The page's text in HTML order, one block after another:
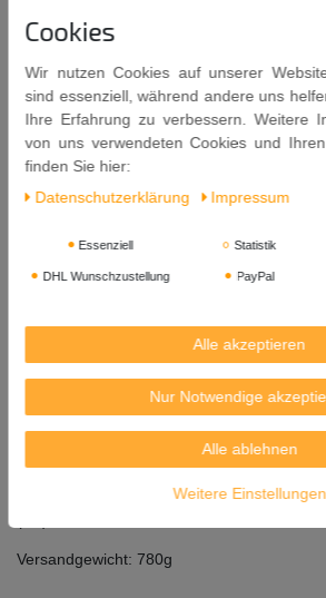
6 x 100g = 600g
RAITIP GROB GEMAHLENE
100% natural - Chilipulver, grob
GROUND CHILLI
Zutaten: Chilipulver
20. 10. 2026
Hergestellt von: THANYA FARM CO. LTD.
62/3 Moo3 Bangyai Nonthaburi 11140
Importeur: ASIA EXPRESS FOOD,
Versandgewicht: 780g
Cookies
Wir nutzen Cookies auf unserer
sind essenziell, während andere uns
Ihre Erfahrung zu verbessern. Weitere
von uns verwendeten Cookies und
finden Sie hier:
Daten­schutz­erklärung
Impressum
Essenziell Statistik
DHL Wunschzustellung PayPal
Alle akzeptieren
Nur Notwendige
Alle ablehnen
Weitere Einstellungen